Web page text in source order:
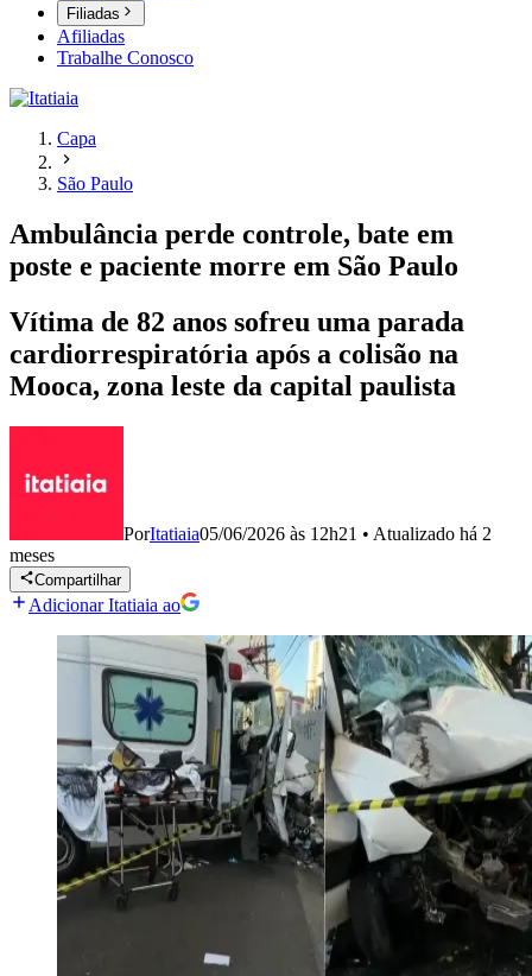
Filiadas
Afiliadas
Trabalhe Conosco
Capa
São Paulo
Ambulância perde controle, bate em
poste e paciente morre em São Paulo
Vítima de 82 anos sofreu uma parada
cardiorrespiratória após a colisão na
Mooca, zona leste da capital paulista
PorItatiaia05/06/2026 às 12h21 • Atualizado há 2
meses
Compartilhar
Adicionar Itatiaia ao